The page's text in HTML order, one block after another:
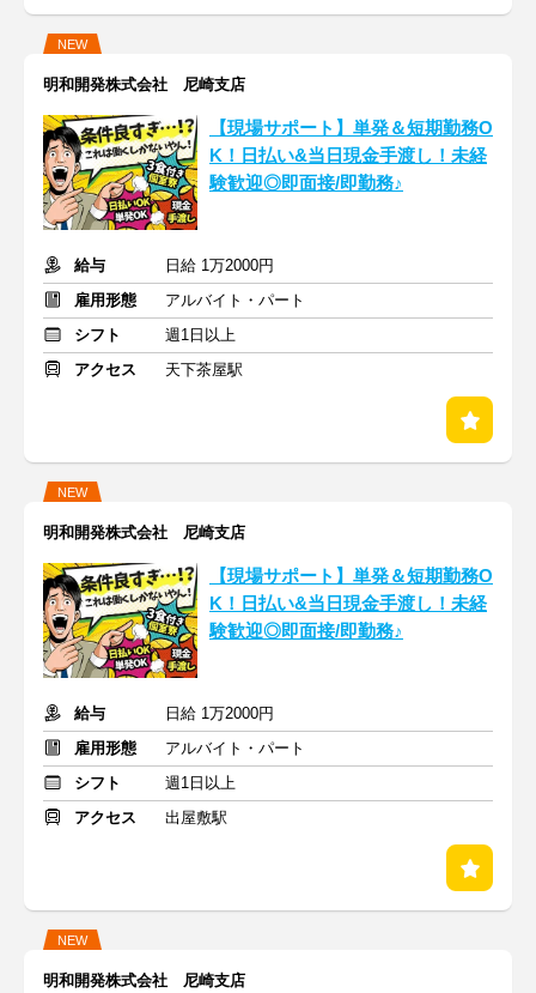
NEW
明和開発株式会社 尼崎支店
【現場サポート】単発＆短期勤務O
K！日払い&当日現金手渡し！未経
験歓迎◎即面接/即勤務♪
給与
日給 1万2000円
雇用形態
アルバイト・パート
シフト
週1日以上
アクセス
天下茶屋駅
NEW
明和開発株式会社 尼崎支店
【現場サポート】単発＆短期勤務O
K！日払い&当日現金手渡し！未経
験歓迎◎即面接/即勤務♪
給与
日給 1万2000円
雇用形態
アルバイト・パート
シフト
週1日以上
アクセス
出屋敷駅
NEW
明和開発株式会社 尼崎支店